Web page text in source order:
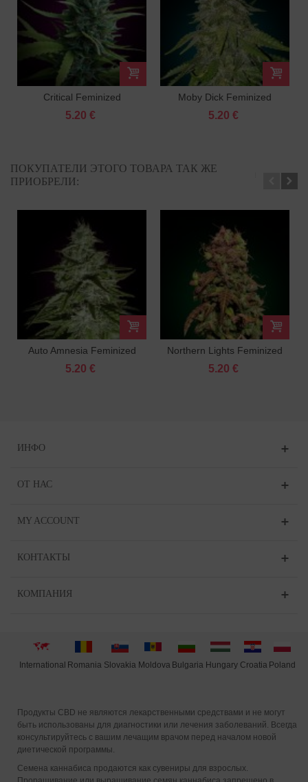
Critical Feminized
5.20 €
Moby Dick Feminized
5.20 €
ПОКУПАТЕЛИ ЭТОГО ТОВАРА ТАК ЖЕ
ПРИОБРЕЛИ:
Auto Amnesia Feminized
5.20 €
Northern Lights Feminized
5.20 €
ИНФО
ОТ НАС
MY ACCOUNT
КОНТАКТЫ
КОМПАНИЯ
International Romania Slovakia Moldova Bulgaria Hungary Croatia Poland
Продукты CBD не являются лекарственными средствами и не могут
быть использованы для диагностики или лечения заболеваний. Всегда
консультируйтесь с вашим лечащим врачом перед началом новой
диетической программы.
Семена каннабиса продаются как сувениры для взрослых.